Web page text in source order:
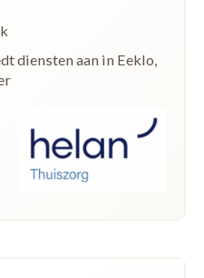
diensten aan in Eeklo,